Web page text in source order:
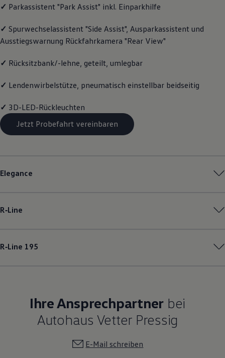
Live Beratung
Lifestyle
Transport
Familie
Volkswagen R
Pannen- und Unfallhilfe
✓ Parkassistent "Park Assist" inkl. Einparkhilfe
✓ Spurwechselassistent "Side Assist", Ausparkassistent und
Ausstiegswarnung Rückfahrkamera "Rear View"
✓ Rücksitzbank/-lehne, geteilt, umlegbar
✓ Lendenwirbelstütze, pneumatisch einstellbar beidseitig
✓ 3D-LED-Rückleuchten
Jetzt Probefahrt vereinbaren
Elegance
R‑Line
R‑Line 195
Ihre Ansprechpartner bei
Autohaus Vetter Pressig
E-Mail schreiben